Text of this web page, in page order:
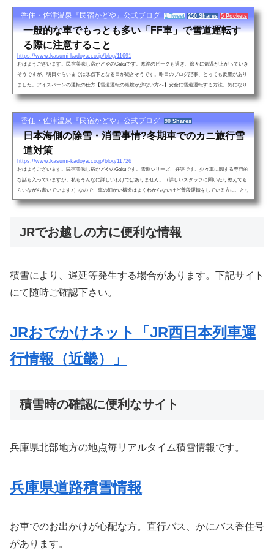
にある気温計が日中でもマイ...
香住・佐津温泉『民宿かどや』公式ブログ 1 Tweet 250 Shares 5 Pockets
一般的な車でもっとも多い「FF車」で雪道運転す
る際に注意すること
https://www.kasumi-kadoya.co.jp/blog/11691
おはようございます。民宿美味し宿かどやのGakuです。寒波のピークも過ぎ、徐々に気温が上がっていき
そうですが、明日ぐらいまでは氷点下となる日が続きそうです。昨日のブログ記事、とっても反響があり
ました。アイスバーンの運転の仕方【雪道運転の経験が少ない方へ】安全に雪道運転する方法、気になり
ますよね！私自身、昨日のブログを書くのにアイスバーンを撮りに行った際こけてしまい、足から血を流
様にとってとても必要な情報で...
香住・佐津温泉『民宿かどや』公式ブログ 90 Shares
日本海側の除雪・消雪事情?冬期車でのカニ旅行雪
道対策
https://www.kasumi-kadoya.co.jp/blog/11726
おはようございます。民宿美味し宿かどやのGakuです。雪道シリーズ、好評です。少々車に関する専門的
な話も入っていますが、私もそんなに詳しいわけではありません。（詳しいスタッフに聞いたり教えても
らいながら書いています♪）なので、車の細かい構造はよくわからないけど普段運転をしている方に、とり
あえず注意点を知ってもらえたらうれしいです。雪道の走り方、知っていて下さいね！さて、最近カニ旅
JRでお越しの方に便利な情報
積雪により、遅延等発生する場合があります。下記サイト
にて随時ご確認下さい。
JRおでかけネット「JR西日本列車運
行情報（近畿）」
積雪時の確認に便利なサイト
兵庫県北部地方の地点毎リアルタイム積雪情報です。
兵庫県道路積雪情報
お車でのお出かけが心配な方。直行バス、かにバス香住号
があります。